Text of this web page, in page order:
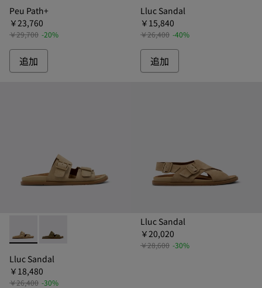
Peu Path+
￥23,760
￥29,700 -20%
追加
Lluc Sandal
￥15,840
￥26,400 -40%
追加
Lluc Sandal - K101091-003 - リュックサンダル サンダル
Lluc Sandal - K101091-004 - リュックサンダル サ
Lluc Sandal
￥18,480
￥26,400 -30%
Lluc Sandal
￥20,020
￥28,600 -30%